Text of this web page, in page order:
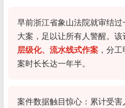
早前浙江省象山法院就审结
大案，足以让所有人警醒。该
层级化、流水线式作案 ，分
案时长长达一年半。
案件数据触目惊心：累计受害